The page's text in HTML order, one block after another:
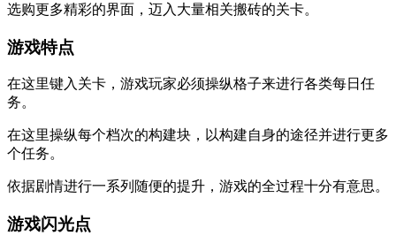
选购更多精彩的界面，迈入大量相关搬砖的关卡。
游戏特点
在这里键入关卡，游戏玩家必须操纵格子来进行各类每日任
务。
在这里操纵每个档次的构建块，以构建自身的途径并进行更多
个任务。
依据剧情进行一系列随便的提升，游戏的全过程十分有意思。
游戏闪光点